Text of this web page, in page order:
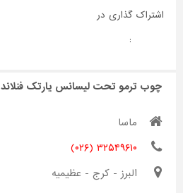
اشتراک گذاری در
:
چوب ترمو تحت لیسانس یارتک فنلاند
ماسا
۳۲۵۴۹۶۱۰ (۰۲۶)
البرز - کرج - عظیمیه